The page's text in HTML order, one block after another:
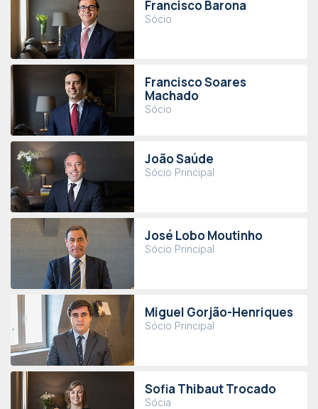
Francisco Barona
Sócio
Francisco Soares
Machado
Sócio
João Saúde
Sócio Principal
José Lobo Moutinho
Sócio Principal
Miguel Gorjão-Henriques
Sócio Principal
Sofia Thibaut Trocado
Sócia